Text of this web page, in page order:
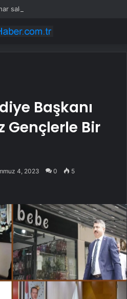
saldırısı; 7 ölü, 15 yaralı
Başkanı
Gençlerle Bir
4, 2023 0 5